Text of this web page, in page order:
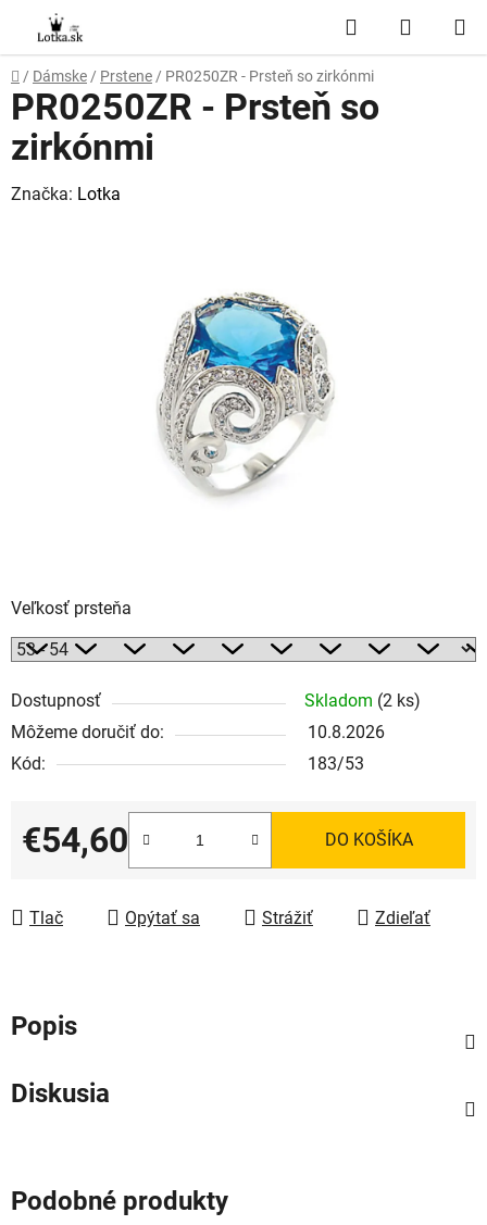
obsah
Hľadať
KOŠÍK
Domov
/ Dámske / Prstene / PR0250ZR - Prsteň so zirkónmi
Veľkosť prsteňa
Dostupnosť Skladom (2 ks)
Môžeme doručiť do:
10.8.2026
Kód:
183/53
€54,60
Jednotková cena:
DO KOŠÍKA
Tlač Opýtať sa Strážiť Zdieľať
PR0250ZR - Prsteň so
zirkónmi
Značka: Lotka
Popis
Diskusia
Podobné produkty